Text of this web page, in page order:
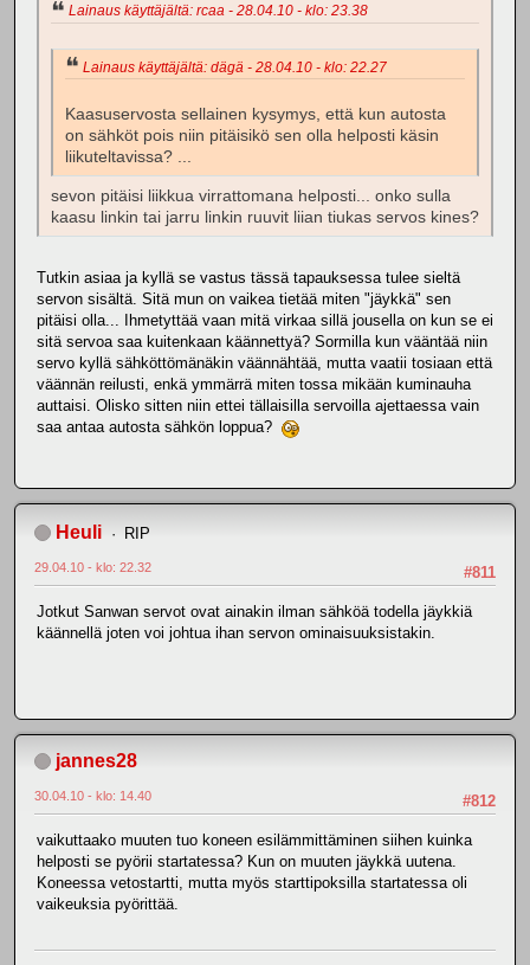
Lainaus käyttäjältä: rcaa - 28.04.10 - klo: 23.38
Lainaus käyttäjältä: dägä - 28.04.10 - klo: 22.27
Kaasuservosta sellainen kysymys, että kun autosta
on sähköt pois niin pitäisikö sen olla helposti käsin
liikuteltavissa? ...
sevon pitäisi liikkua virrattomana helposti... onko sulla
kaasu linkin tai jarru linkin ruuvit liian tiukas servos kines?
Tutkin asiaa ja kyllä se vastus tässä tapauksessa tulee sieltä
servon sisältä. Sitä mun on vaikea tietää miten "jäykkä" sen
pitäisi olla... Ihmetyttää vaan mitä virkaa sillä jousella on kun se ei
sitä servoa saa kuitenkaan käännettyä? Sormilla kun vääntää niin
servo kyllä sähköttömänäkin väännähtää, mutta vaatii tosiaan että
väännän reilusti, enkä ymmärrä miten tossa mikään kuminauha
auttaisi. Olisko sitten niin ettei tällaisilla servoilla ajettaessa vain
saa antaa autosta sähkön loppua?
Heuli RIP
#811
29.04.10 - klo: 22.32
Jotkut Sanwan servot ovat ainakin ilman sähköä todella jäykkiä
käännellä joten voi johtua ihan servon ominaisuuksistakin.
jannes28
#812
30.04.10 - klo: 14.40
vaikuttaako muuten tuo koneen esilämmittäminen siihen kuinka
helposti se pyörii startatessa? Kun on muuten jäykkä uutena.
Koneessa vetostartti, mutta myös starttipoksilla startatessa oli
vaikeuksia pyörittää.